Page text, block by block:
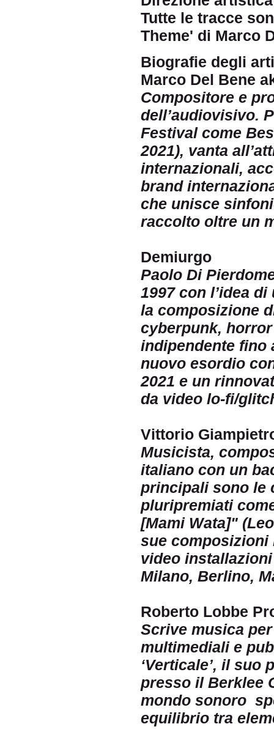
Tutte le tracce
Theme' di Marco
Biografie degli
Marco Del Bene
Compositore e
dell’audiovisivo.
Festival come
2021), vanta
internazionali,
brand
che unisce
raccolto oltre un
Demiurgo
Paolo Di
1997 con l’idea di
la composizione
cyberpunk,
indipendente fino
nuovo esordio
2021 e un
da video lo-fi/
Vittorio
Musicista,
italiano con un
principali sono le
pluripremiati
[Mami Wata]"
sue composizioni
video
Milano, Berlino,
Roberto Lobbe
Scrive musica
multimediali e
‘Verticale’, il
presso il Berklee
mondo sonoro
equilibrio tra